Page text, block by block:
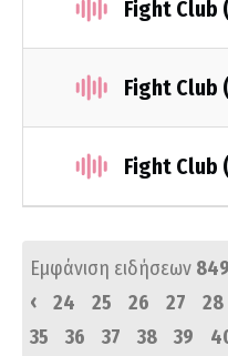
Fight Club
Fight Club
Fight Club
Εμφάνιση ειδήσεων
‹
24 25 26 27 28
35
36 37 38 39